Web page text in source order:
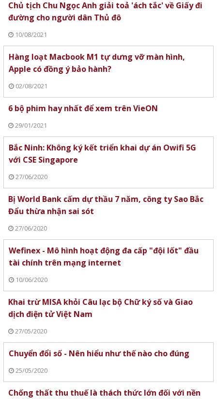
Chủ tịch Chu Ngọc Anh giải toả 'ách tắc' về Giấy đi
đường cho người dân Thủ đô
10/08/2021
Hàng loạt Macbook M1 tự dưng vỡ màn hình,
Apple có đồng ý bảo hành?
02/08/2021
6 bộ phim hay nhất để xem trên VieON
29/01/2021
Bắc Ninh: Không ký kết triển khai dự án Owifi 5G
với CSE Singapore
27/06/2020
Bị World Bank cấm dự thầu 7 năm, công ty Sao Bắc
Đẩu thừa nhận sai sót
27/06/2020
Wefinex - Mô hình hoạt động đa cấp "đội lốt" đầu
tài chính trên mạng internet
10/06/2020
Khai trừ MISA khỏi Câu lạc bộ Chữ ký số và Giao
dịch điện tử Việt Nam
27/05/2020
Chuyển đổi số - Nên hiểu như thế nào cho đúng
25/05/2020
Chống thất thu thuế là thách thức lớn đối với nền